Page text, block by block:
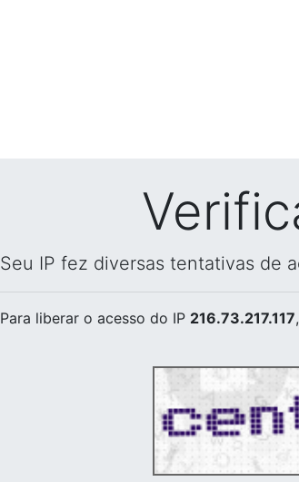
Seu IP fez diversas tentativas de
Para liberar o acesso do IP 216.73.217.117